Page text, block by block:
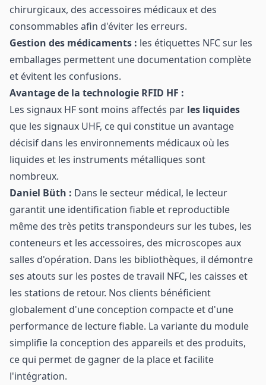
chirurgicaux, des accessoires médicaux et des
consommables afin d'éviter les erreurs.
Gestion des médicaments : les étiquettes NFC sur les
emballages permettent une documentation complète
et évitent les confusions.
Avantage de la technologie RFID HF :
Les signaux HF sont moins affectés par les liquides
que les signaux UHF, ce qui constitue un avantage
décisif dans les environnements médicaux où les
liquides et les instruments métalliques sont
nombreux.
Daniel Büth : Dans le secteur médical, le lecteur
garantit une identification fiable et reproductible
même des très petits transpondeurs sur les tubes, les
conteneurs et les accessoires, des microscopes aux
salles d'opération. Dans les bibliothèques, il démontre
ses atouts sur les postes de travail NFC, les caisses et
les stations de retour. Nos clients bénéficient
globalement d'une conception compacte et d'une
performance de lecture fiable. La variante du module
simplifie la conception des appareils et des produits,
ce qui permet de gagner de la place et facilite
l'intégration.